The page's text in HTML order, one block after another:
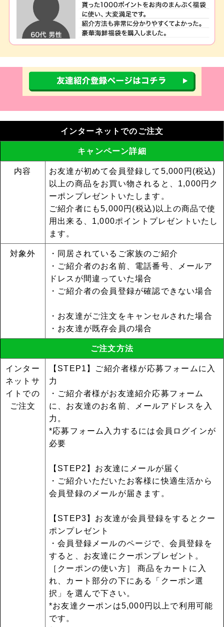
インターネットでのご注文
キャンペーン詳細
内容
お友達が初めて会員登録して5,000円(税込)
以上の商品をお買い物されると、1,000円ク
ーポンプレゼントいたします。
ご紹介者にも5,000円(税込)以上の商品で使
用出来る、1,000ポイントプレゼントいたし
ます。
対象外
・同居されているご家族のご紹介
・ご紹介者のお名前、電話番号、メールア
ドレスが間違っていた場合
・ご紹介者の会員登録が確認できない場合
・お友達がご注文をキャンセルされた場合
・お友達が既存会員の場合
ご注文方法
インター
ネットサ
イトでの
ご注文
【STEP1】ご紹介者様が応募フォームに入
力
・ご紹介者様がお友達紹介応募フォーム
に、お友達のお名前、メールアドレスを入
力。
*応募フォーム入力するには会員ログインが
必要
【STEP2】お友達にメールが届く
・ご紹介いただいたお客様に快適生活から
会員登録のメールが届きます。
【STEP3】お友達が会員登録をするとクー
ポンプレゼント
・会員登録メールのページで、会員登録を
すると、お友達にクーポンプレゼント。
［クーポンの使い方］ 商品をカートに入
れ、カート部分の下にある「クーポン選
択」を選んで下さい。
*お友達クーポンは5,000円以上で利用可能
です。